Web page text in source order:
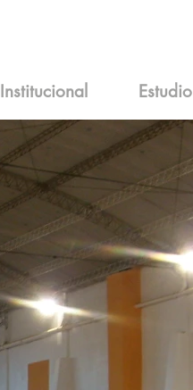
Institucional Estudio